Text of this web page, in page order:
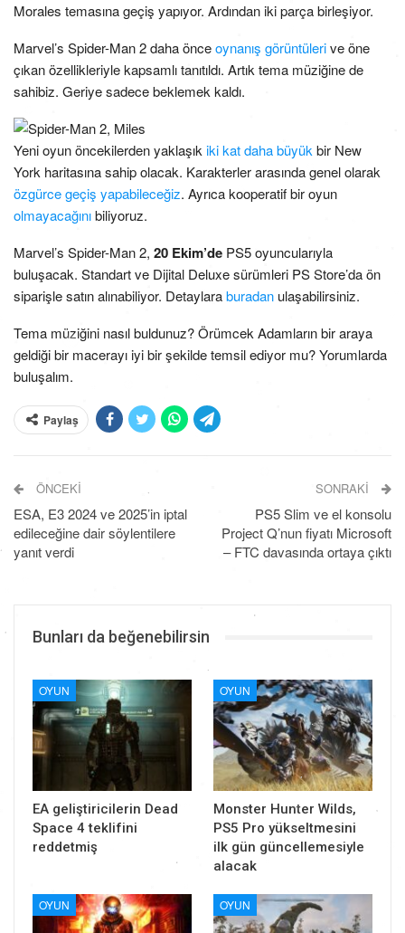
Morales temasına geçiş yapıyor. Ardından iki parça birleşiyor.
Marvel’s Spider-Man 2 daha önceoynanış görüntülerive öne
çıkan özellikleriyle kapsamlı tanıtıldı. Artık tema müziğine de
sahibiz. Geriye sadece beklemek kaldı.
Yeni oyun öncekilerden yaklaşıkiki kat daha büyükbir New
York haritasına sahip olacak. Karakterler arasında genel olarak
özgürce geçiş yapabileceğiz. Ayrıca kooperatif bir oyun
olmayacağınıbiliyoruz.
Marvel’s Spider-Man 2, 20 Ekim’de PS5 oyuncularıyla
buluşacak. Standart ve Dijital Deluxe sürümleri PS Store’da ön
siparişle satın alınabiliyor. Detaylaraburadan ulaşabilirsiniz.
Tema müziğini nasıl buldunuz? Örümcek Adamların bir araya
geldiği bir macerayı iyi bir şekilde temsil ediyor mu? Yorumlarda
buluşalım.
Paylaş
ÖNCEKI
ESA, E3 2024 ve 2025’in iptal
edileceğine dair söylentilere
yanıt verdi
SONRAKI
PS5 Slim ve el konsolu
Project Q’nun fiyatı Microsoft
– FTC davasında ortaya çıktı
Bunları da beğenebilirsin
OYUN
EA geliştiricilerin Dead
Space 4 teklifini
reddetmiş
OYUN
Monster Hunter Wilds,
PS5 Pro yükseltmesini
ilk gün güncellemesiyle
alacak
OYUN OYUN